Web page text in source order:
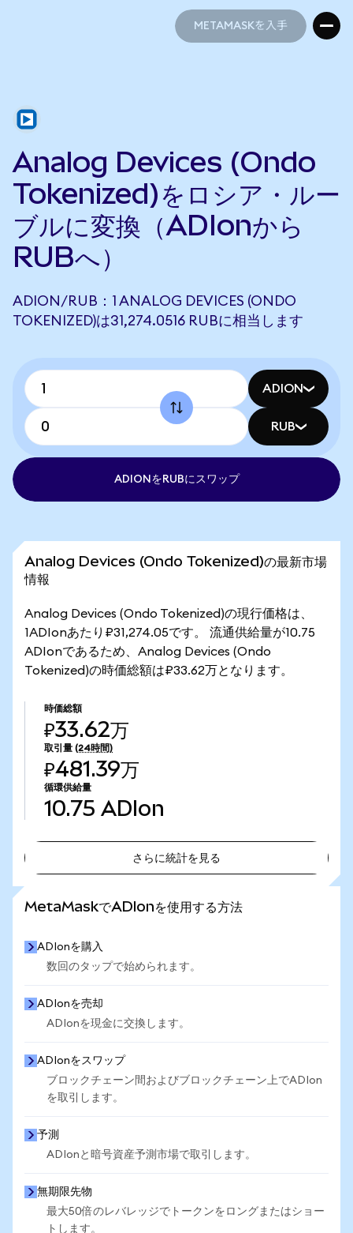
METAMASKを入手
Analog Devices (Ondo
Tokenized)をロシア・ルー
ブルに変換（ADIonから
RUBへ）
ADION/RUB：1 ANALOG DEVICES (ONDO
TOKENIZED)は31,274.0516 RUBに相当します
ADION
RUB
ADIONをRUBにスワップ
Analog Devices (Ondo Tokenized)の最新市場
情報
Analog Devices (Ondo Tokenized)の現行価格は、
1ADIonあたり₽31,274.05です。 流通供給量が10.75
ADIonであるため、Analog Devices (Ondo
Tokenized)の時価総額は₽33.62万となります。
時価総額
₽33.62万
取引量 (24時間)
₽481.39万
循環供給量
10.75 ADIon
さらに統計を見る
MetaMaskでADIonを使用する方法
ADIonを購入
数回のタップで始められます。
ADIonを売却
ADIonを現金に交換します。
ADIonをスワップ
ブロックチェーン間およびブロックチェーン上でADIon
を取引します。
予測
ADIonと暗号資産予測市場で取引します。
無期限先物
最大50倍のレバレッジでトークンをロングまたはショー
トします。